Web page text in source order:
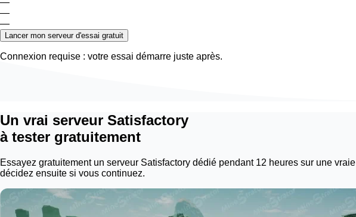
—
—
—
Lancer mon serveur d'essai gratuit
Connexion requise : votre essai démarre juste après.
Un vrai serveur Satisfactory
à tester gratuitement
Essayez gratuitement un serveur Satisfactory dédié pendant 12 heures sur une vraie
décidez ensuite si vous continuez.